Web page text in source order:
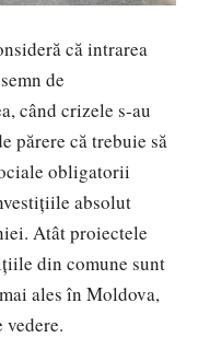
că intrarea
de
când crizele s-au
părere că trebuie să
obligatorii
absolut
Atât proiectele
din comune sunt
ales în Moldova,